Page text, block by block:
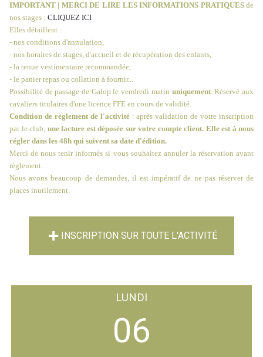
IMPORTANT | MERCI DE LIRE LES INFORMATIONS PRATIQUESde
nos stages : CLIQUEZ ICI
Elles détaillent :
- nos conditions d'annulation,
- nos horaires de stages, d'accueil et de récupération des enfants,
- la tenue vestimentaire recommandée,
- le panier repas ou collation à fournir...
Possibilité de passage de Galop le vendredi matin uniquement. Réservé aux
cavaliers titulaires d'une licence FFE en cours de validité.
Condition de règlement de l'activité: après validation de votre inscription
par le club, une facture est déposée sur votre compte client. Elle est à nous
régler dans les 48h qui suivent sa date d'édition.
Merci de nous tenir informés si vous souhaitez annuler la réservation avant
règlement.
Nous avons beaucoup de demandes, il est impératif de ne pas réserver de
places inutilement.
INSCRIPTION SUR TOUTE L'ACTIVITÉ
LUNDI
06